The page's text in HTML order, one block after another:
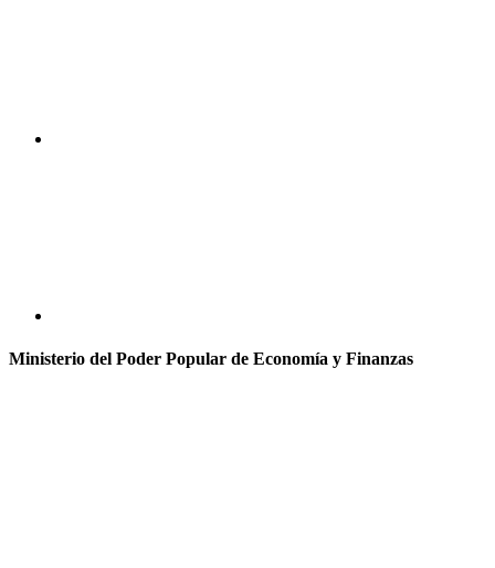
Ministerio del Poder Popular de Economía y Finanzas